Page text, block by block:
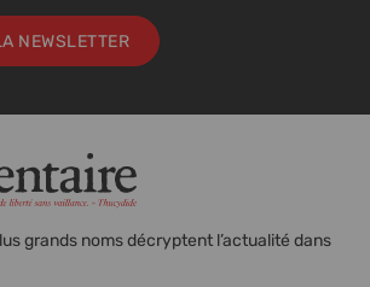
NEWSLETTER
grands noms décryptent l’actualité dans